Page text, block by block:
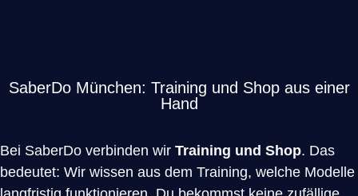
SaberDo München: Training und Shop aus einer
Hand
Bei SaberDo verbinden wir Training und Shop. Das
bedeutet: Wir wissen aus dem Training, welche Modelle